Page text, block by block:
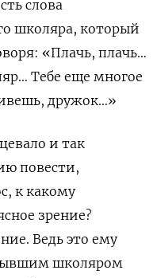
слова
школяра, который
«Плачь, плачь…
Тебе еще многое
дружок…»
и так
повести,
к какому
зрение?
Ведь это ему
школяром